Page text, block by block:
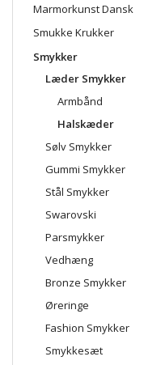
Marmorkunst Dansk
Smukke Krukker
Smykker
Læder Smykker
Armbånd
Halskæder
Sølv Smykker
Gummi Smykker
Stål Smykker
Swarovski
Parsmykker
Vedhæng
Bronze Smykker
Øreringe
Fashion Smykker
Smykkesæt